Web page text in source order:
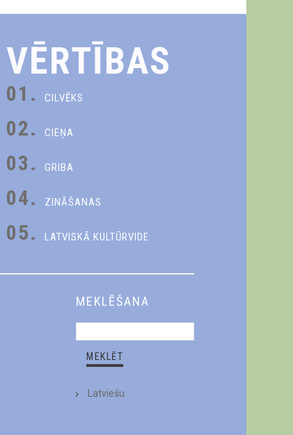
VĒRTĪBAS
01. CILVĒKS
02. CIEŅA
03. GRIBA
04. ZINĀŠANAS
05. LATVISKĀ KULTŪRVIDE
MEKLĒŠANA
Latviešu